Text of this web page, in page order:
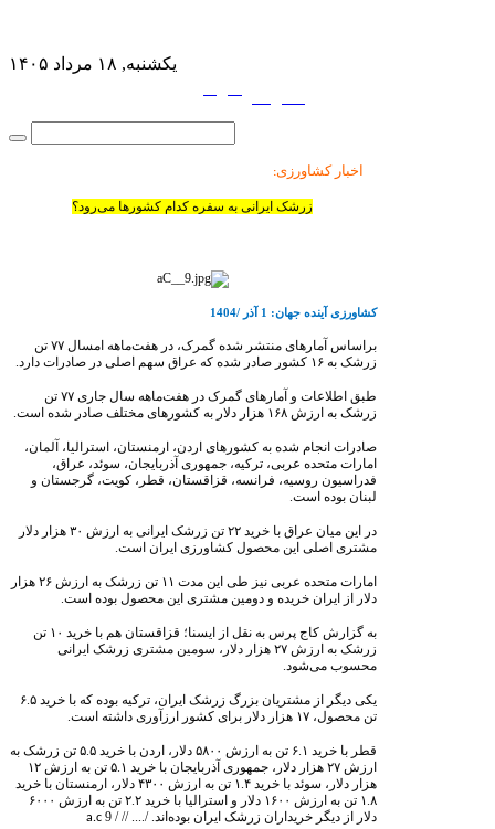
یکشنبه, ۱۸ مرداد ۱۴۰۵
اخبار کشاورزی:
زرشک ایرانی به سفره کدام کشورها می‌رود؟
کشاورزی آینده جهان: 1 آذر /1404
براساس آمارهای منتشر شده گمرک، در هفت‌ماهه امسال۷۷ تن
زرشک به۱۶ کشور صادر شده که عراق سهم اصلی در صادرات دارد.
طبق اطلاعات و آمارهای گمرک در هفت‌ماهه سال جاری۷۷ تن
زرشک به ارزش۱۶۸ هزار دلار به کشورهای مختلف صادر شده است.
صادرات انجام شده به کشورهای اردن، ارمنستان، استرالیا، آلمان،
امارات متحده عربی، ترکیه، جمهوری آذربایجان، سوئد، عراق،
فدراسیون روسیه، فرانسه، قزاقستان، قطر، کویت، گرجستان و
لبنان بوده است.
در این میان عراق با خرید۲۲ تن زرشک ایرانی به ارزش ۳۰ هزار دلار
مشتری اصلی این محصول کشاورزی ایران است.
امارات متحده عربی نیز طی این مدت ۱۱ تن زرشک به ارزش۲۶ هزار
دلار از ایران خریده و دومین مشتری این محصول بوده است.
به گزارش کاج پرس به نقل از ایسنا؛ قزاقستان هم با خرید ۱۰ تن
زرشک به ارزش۲۷ هزار دلار، سومین مشتری زرشک ایرانی
محسوب می‌شود.
یکی دیگر از مشتریان بزرگ زرشک ایران، ترکیه بوده که با خرید۶.۵
تن محصول،۱۷ هزار دلار برای کشور ارزآوری داشته است.
قطر با خرید ۶.۱ تن به ارزش ۵۸۰۰ دلار، اردن با خرید۵.۵ تن زرشک به
ارزش۲۷ هزار دلار، جمهوری آذربایجان با خرید ۵.۱ تن به ارزش۱۲
هزار دلار، سوئد با خرید۱.۴ تن به ارزش ۴۳۰۰ دلار، ارمنستان با خرید
۱.۸ تن به ارزش ۱۶۰۰ دلار و استرالیا با خرید۲.۲ تن به ارزش ۶۰۰۰
دلار از دیگر خریداران زرشک ایران بوده‌اند. /....// / 9
a.c